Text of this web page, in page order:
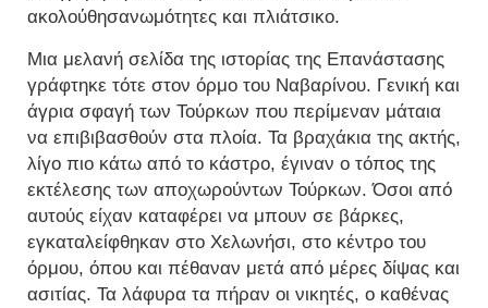
ακολούθησανωμότητες και πλιάτσικο.
Μια μελανή σελίδα της ιστορίας της Επανάστασης
γράφτηκε τότε στον όρμο του Ναβαρίνου. Γενική και
άγρια σφαγή των Τούρκων που περίμεναν μάταια
να επιβιβασθούν στα πλοία. Τα βραχάκια της ακτής,
λίγο πιο κάτω από το κάστρο, έγιναν ο τόπος της
εκτέλεσης των αποχωρούντων Τούρκων. Όσοι από
αυτούς είχαν καταφέρει να μπουν σε βάρκες,
εγκαταλείφθηκαν στο Χελωνήσι, στο κέντρο του
όρμου, όπου και πέθαναν μετά από μέρες δίψας και
ασιτίας. Τα λάφυρα τα πήραν οι νικητές, ο καθένας